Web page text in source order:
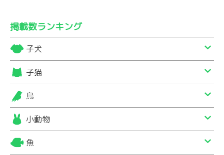
掲載数ランキング
子犬
子猫
鳥
小動物
魚